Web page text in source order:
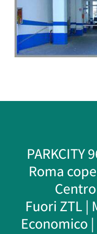
PARKCITY
Roma
Fuori ZTL |
Economico